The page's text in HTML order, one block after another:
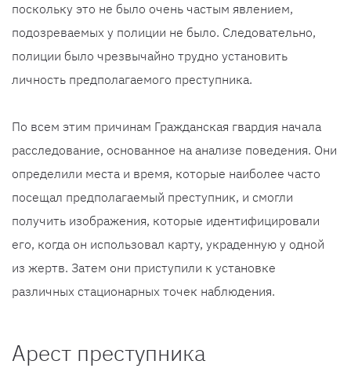
поскольку это не было очень частым явлением,
подозреваемых у полиции не было. Следовательно,
полиции было чрезвычайно трудно установить
личность предполагаемого преступника.
По всем этим причинам Гражданская гвардия начала
расследование, основанное на анализе поведения. Они
определили места и время, которые наиболее часто
посещал предполагаемый преступник, и смогли
получить изображения, которые идентифицировали
его, когда он использовал карту, украденную у одной
из жертв. Затем они приступили к установке
различных стационарных точек наблюдения.
Арест преступника